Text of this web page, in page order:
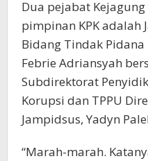
Dua pejabat
pimpinan KPK adalah
Bidang Tindak Pidana
Febrie Adriansyah
Subdirektorat
Korupsi dan TPPU
Jampidsus, Yadyn
“Marah-marah.